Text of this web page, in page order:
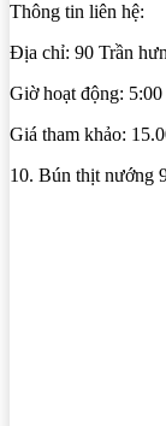
Thông tin liên hệ:
Địa chỉ: 90 Trần
Giờ hoạt động:
Giá tham khảo:
10. Bún thịt nướng